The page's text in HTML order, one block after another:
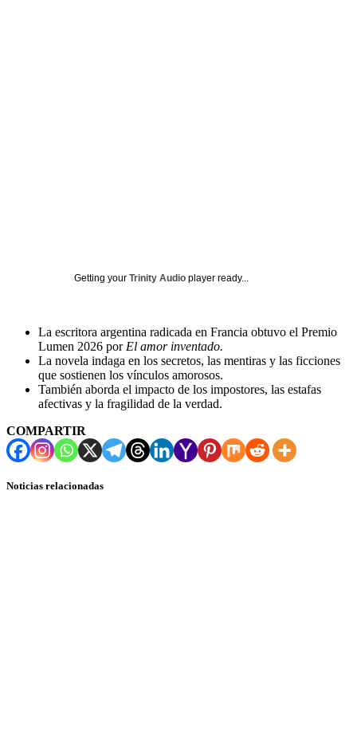
Getting your Trinity Audio player ready...
La escritora argentina radicada en Francia obtuvo el Premio
Lumen 2026 por El amor inventado.
La novela indaga en los secretos, las mentiras y las ficciones
que sostienen los vínculos amorosos.
También aborda el impacto de los impostores, las estafas
afectivas y la fragilidad de la verdad.
COMPARTIR
Noticias relacionadas